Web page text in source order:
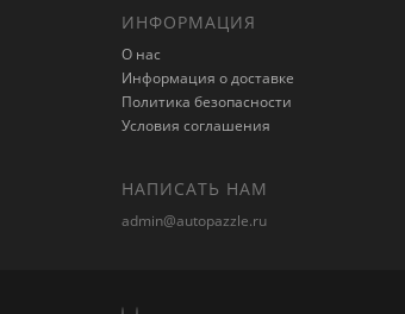
ИНФОРМАЦИЯ
О нас
Информация о доставке
Политика безопасности
Условия соглашения
НАПИСАТЬ НАМ
admin@autopazzle.ru